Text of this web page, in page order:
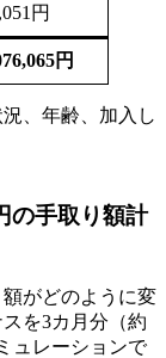
円
円
、年齢、加入し
の手取り額計
がどのように変
を3カ月分（約
ュレーションで